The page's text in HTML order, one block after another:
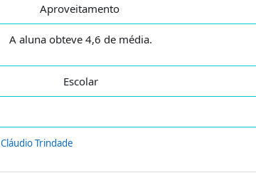
Aproveitamento
A aluna obteve 4,6 de média.
Escolar
Cláudio Trindade